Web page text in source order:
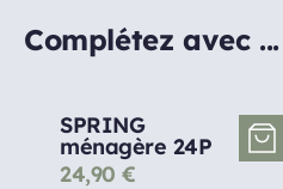
Complétez avec ...
SPRING
ménagère 24P
24,90 €